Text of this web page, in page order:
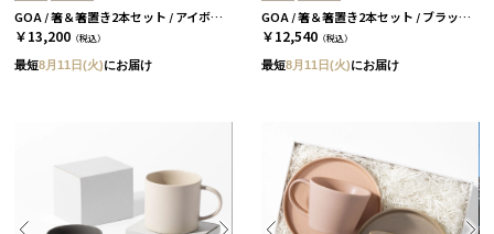
GOA / 箸＆箸置き2本セット / アイボリーシルバー＆グレーシルバー［クチポール］
￥13,200 （税込）
最短8月11日(火)にお届け
GOA / 箸＆箸置き2本セット / ブラックシルバー＆ホワイトシルバー［クチポール］
￥12,540 （税込）
最短8月11日(火)にお届け